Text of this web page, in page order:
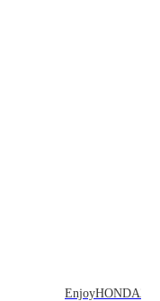
EnjoyHONDA2026